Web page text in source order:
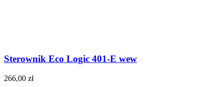
Sterownik Eco Logic 401-E wew
266,00 zł